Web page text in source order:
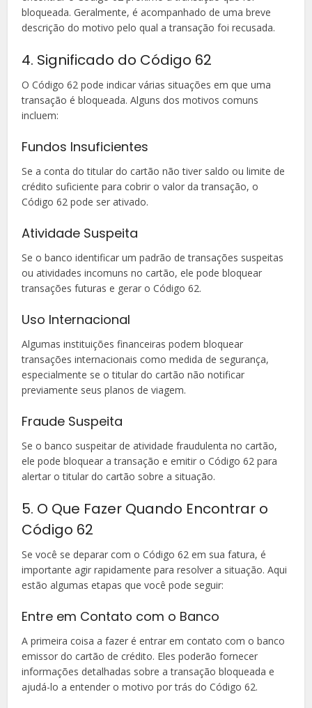
bloqueada. Geralmente, é acompanhado de uma breve
descrição do motivo pelo qual a transação foi recusada.
4. Significado do Código 62
O Código 62 pode indicar várias situações em que uma
transação é bloqueada. Alguns dos motivos comuns
incluem:
Fundos Insuficientes
Se a conta do titular do cartão não tiver saldo ou limite de
crédito suficiente para cobrir o valor da transação, o
Código 62 pode ser ativado.
Atividade Suspeita
Se o banco identificar um padrão de transações suspeitas
ou atividades incomuns no cartão, ele pode bloquear
transações futuras e gerar o Código 62.
Uso Internacional
Algumas instituições financeiras podem bloquear
transações internacionais como medida de segurança,
especialmente se o titular do cartão não notificar
previamente seus planos de viagem.
Fraude Suspeita
Se o banco suspeitar de atividade fraudulenta no cartão,
ele pode bloquear a transação e emitir o Código 62 para
alertar o titular do cartão sobre a situação.
5. O Que Fazer Quando Encontrar o
Código 62
Se você se deparar com o Código 62 em sua fatura, é
importante agir rapidamente para resolver a situação. Aqui
estão algumas etapas que você pode seguir:
Entre em Contato com o Banco
A primeira coisa a fazer é entrar em contato com o banco
emissor do cartão de crédito. Eles poderão fornecer
informações detalhadas sobre a transação bloqueada e
ajudá-lo a entender o motivo por trás do Código 62.